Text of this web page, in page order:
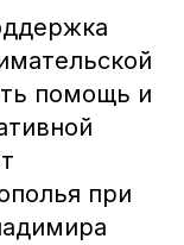
помощь и
при